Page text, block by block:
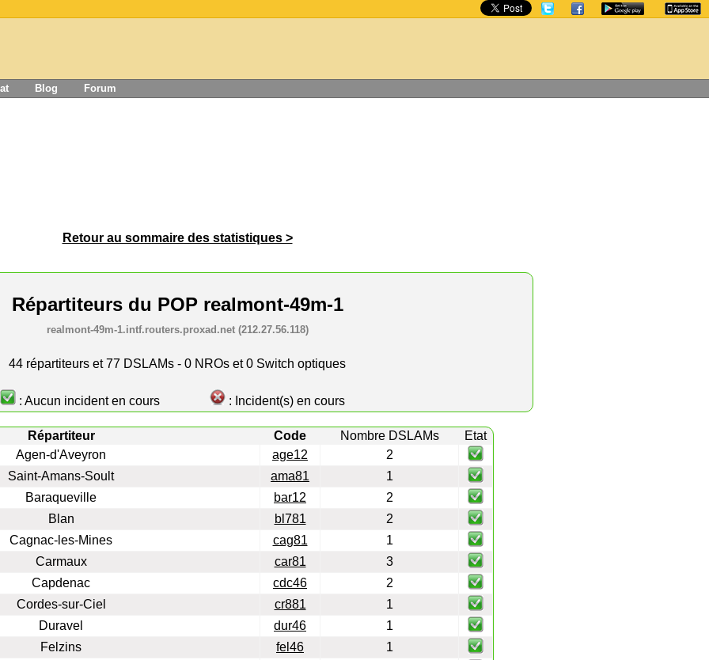
Blog Forum
Retour au sommaire des statistiques >
Répartiteurs du POP realmont-49m-1
realmont-49m-1.intf.routers.proxad.net (212.27.56.118)
44 répartiteurs et 77 DSLAMs - 0 NROs et 0 Switch optiques
: Aucun incident en cours : Incident(s) en cours
Répartiteur Code Nombre DSLAMs
Etat
Agen-d'Aveyron
age12
2
Saint-Amans-Soult
ama81
1
Baraqueville
bar12
2
Blan
bl781
2
Cagnac-les-Mines
cag81
1
Carmaux
car81
3
Capdenac
cdc46
2
Cordes-sur-Ciel
cr881
1
Duravel
dur46
1
Felzins
fel46
1